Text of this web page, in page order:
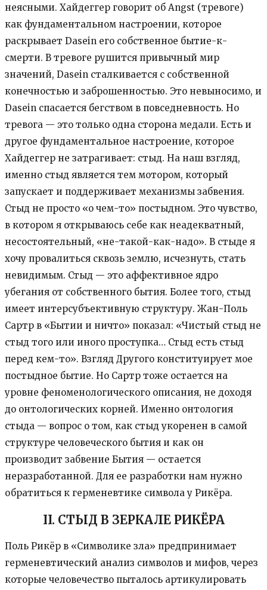
неясными. Хайдеггер говорит об Angst (тревоге)
как фундаментальном настроении, которое
раскрывает Dasein его собственное бытие-к-
смерти. В тревоге рушится привычный мир
значений, Dasein сталкивается с собственной
конечностью и заброшенностью. Это невыносимо, и
Dasein спасается бегством в повседневность. Но
тревога — это только одна сторона медали. Есть и
другое фундаментальное настроение, которое
Хайдеггер не затрагивает: стыд. На наш взгляд,
именно стыд является тем мотором, который
запускает и поддерживает механизмы забвения.
Стыд не просто «о чем-то» постыдном. Это чувство,
в котором я открываюсь себе как неадекватный,
несостоятельный, «не-такой-как-надо». В стыде я
хочу провалиться сквозь землю, исчезнуть, стать
невидимым. Стыд — это аффективное ядро
убегания от собственного бытия. Более того, стыд
имеет интерсубъективную структуру. Жан-Поль
Сартр в «Бытии и ничто» показал: «Чистый стыд не
стыд того или иного проступка… Стыд есть стыд
перед кем-то». Взгляд Другого конституирует мое
постыдное бытие. Но Сартр тоже остается на
уровне феноменологического описания, не доходя
до онтологических корней. Именно онтология
стыда — вопрос о том, как стыд укоренен в самой
структуре человеческого бытия и как он
производит забвение Бытия — остается
неразработанной. Для ее разработки нам нужно
обратиться к герменевтике символа у Рикёра.
II. СТЫД В ЗЕРКАЛЕ РИКЁРА
Поль Рикёр в «Символике зла» предпринимает
герменевтический анализ символов и мифов, через
которые человечество пыталось артикулировать